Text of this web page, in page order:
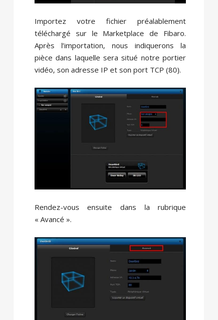
Importez votre fichier préalablement
téléchargé sur le Marketplace de Fibaro.
Après l’importation, nous indiquerons la
pièce dans laquelle sera situé notre portier
vidéo, son adresse IP et son port TCP (80).
Rendez-vous ensuite dans la rubrique
« Avancé ».